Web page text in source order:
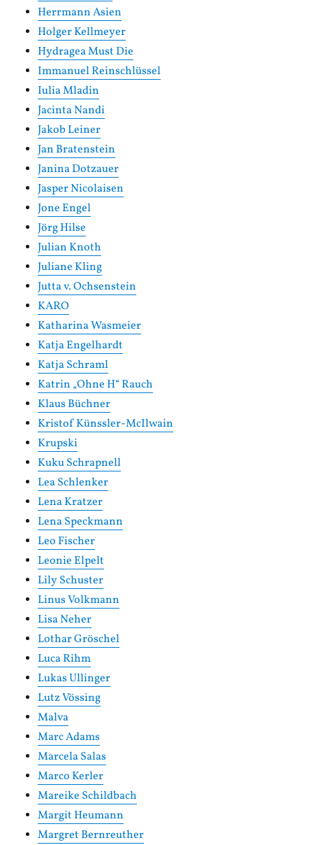
Herrmann Asien
Holger Kellmeyer
Hydragea Must Die
Immanuel Reinschlüssel
Iulia Mladin
Jacinta Nandi
Jakob Leiner
Jan Bratenstein
Janina Dotzauer
Jasper Nicolaisen
Jone Engel
Jörg Hilse
Julian Knoth
Juliane Kling
Jutta v. Ochsenstein
KARO
Katharina Wasmeier
Katja Engelhardt
Katja Schraml
Katrin „Ohne H“ Rauch
Klaus Büchner
Kristof Künssler-McIlwain
Krupski
Kuku Schrapnell
Lea Schlenker
Lena Kratzer
Lena Speckmann
Leo Fischer
Leonie Elpelt
Lily Schuster
Linus Volkmann
Lisa Neher
Lothar Gröschel
Luca Rihm
Lukas Ullinger
Lutz Vössing
Malva
Marc Adams
Marcela Salas
Marco Kerler
Mareike Schildbach
Margit Heumann
Margret Bernreuther